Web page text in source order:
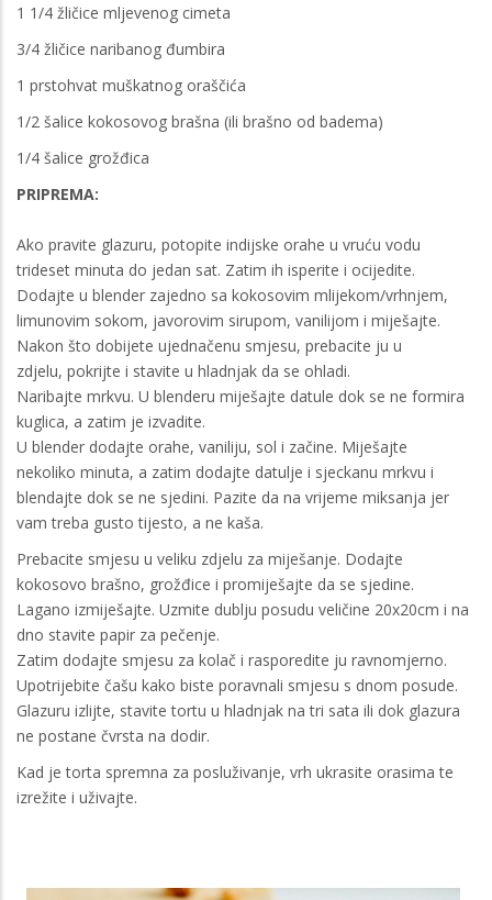
1 1/4 žličice mljevenog cimeta
3/4 žličice naribanog đumbira
1 prstohvat muškatnog oraščića
1/2 šalice kokosovog brašna (ili brašno od badema)
1/4 šalice grožđica
PRIPREMA:
Ako pravite glazuru, potopite indijske orahe u vruću vodu
trideset minuta do jedan sat. Zatim ih isperite i ocijedite.
Dodajte u blender zajedno sa kokosovim mlijekom/vrhnjem,
limunovim sokom, javorovim sirupom, vanilijom i miješajte.
Nakon što dobijete ujednačenu smjesu, prebacite ju u
zdjelu, pokrijte i stavite u hladnjak da se ohladi.
Naribajte mrkvu. U blenderu miješajte datule dok se ne formira
kuglica, a zatim je izvadite.
U blender dodajte orahe, vaniliju, sol i začine. Miješajte
nekoliko minuta, a zatim dodajte datulje i sjeckanu mrkvu i
blendajte dok se ne sjedini. Pazite da na vrijeme miksanja jer
vam treba gusto tijesto, a ne kaša.
Prebacite smjesu u veliku zdjelu za miješanje. Dodajte
kokosovo brašno, grožđice i promiješajte da se sjedine.
Lagano izmiješajte. Uzmite dublju posudu veličine 20x20cm i na
dno stavite papir za pečenje.
Zatim dodajte smjesu za kolač i rasporedite ju ravnomjerno.
Upotrijebite čašu kako biste poravnali smjesu s dnom posude.
Glazuru izlijte, stavite tortu u hladnjak na tri sata ili dok glazura
ne postane čvrsta na dodir.
Kad je torta spremna za posluživanje, vrh ukrasite orasima te
izrežite i uživajte.